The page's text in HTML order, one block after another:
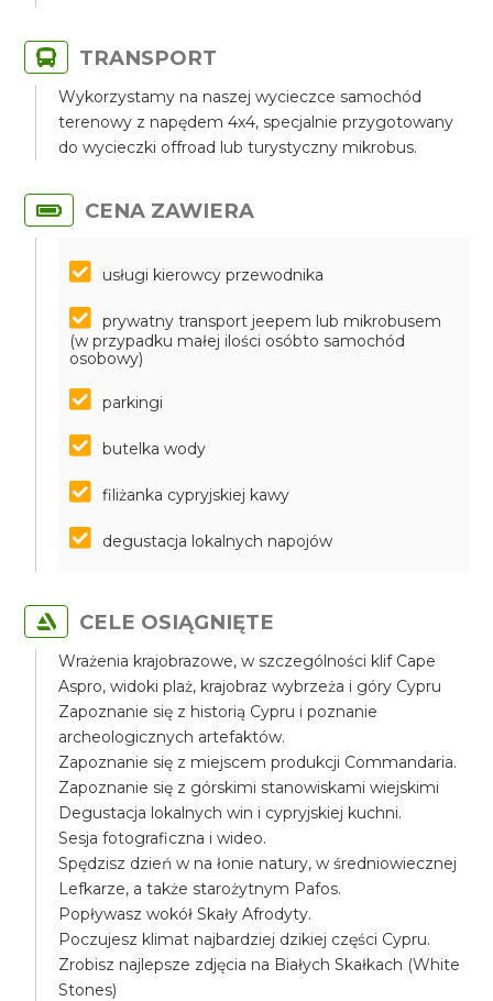
TRANSPORT
Wykorzystamy na naszej wycieczce samochód
terenowy z napędem 4x4, specjalnie przygotowany
do wycieczki offroad lub turystyczny mikrobus.
CENA ZAWIERA
usługi kierowcy przewodnika
prywatny transport jeepem lub mikrobusem
(w przypadku małej ilości osóbto samochód
osobowy)
parkingi
butelka wody
filiżanka cypryjskiej kawy
degustacja lokalnych napojów
CELE OSIĄGNIĘTE
Wrażenia krajobrazowe, w szczególności klif Cape
Aspro, widoki plaż, krajobraz wybrzeża i góry Cypru
Zapoznanie się z historią Cypru i poznanie
archeologicznych artefaktów.
Zapoznanie się z miejscem produkcji Commandaria.
Zapoznanie się z górskimi stanowiskami wiejskimi
Degustacja lokalnych win i cypryjskiej kuchni.
Sesja fotograficzna i wideo.
Spędzisz dzień w na łonie natury, w średniowiecznej
Lefkarze, a także starożytnym Pafos.
Popływasz wokół Skały Afrodyty.
Poczujesz klimat najbardziej dzikiej części Cypru.
Zrobisz najlepsze zdjęcia na Białych Skałkach (White
Stones)